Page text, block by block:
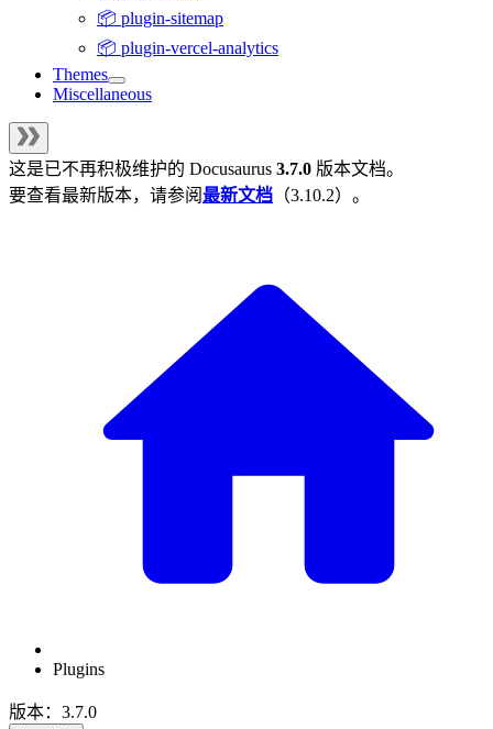
📦 plugin-sitemap
📦 plugin-vercel-analytics
Themes
Miscellaneous
这是已不再积极维护的 Docusaurus 3.7.0 版本文档。
要查看最新版本，请参阅最新文档 （3.10.2）。
Plugins
版本：3.7.0